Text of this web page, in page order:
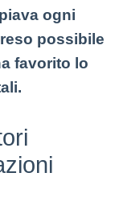
ogni
possibile
favorito lo